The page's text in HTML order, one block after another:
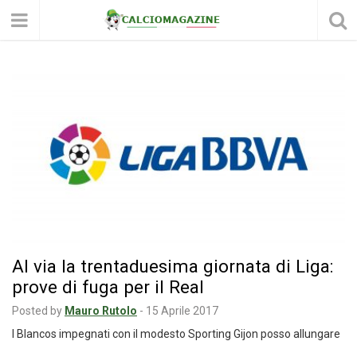
Al via la trentaduesima giornata di Liga:
prove di fuga per il Real
Posted by Mauro Rutolo - 15 Aprile 2017
I Blancos impegnati con il modesto Sporting Gijon posso allungare